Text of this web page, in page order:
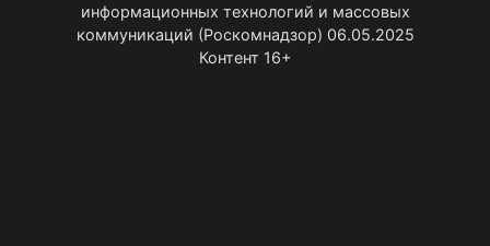
информационных технологий и массовых
коммуникаций (Роскомнадзор) 06.05.2025
Контент 16+